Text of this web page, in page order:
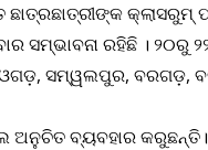
କ୍ଲାସରୁମ୍
ସମ୍ଭାବନା ରହିଛି । ୨୦ରୁ
ସମ୍ୱଲପୁର, ବରଗଡ଼,
ଅନୁଚିତ ବ୍ୟବହାର